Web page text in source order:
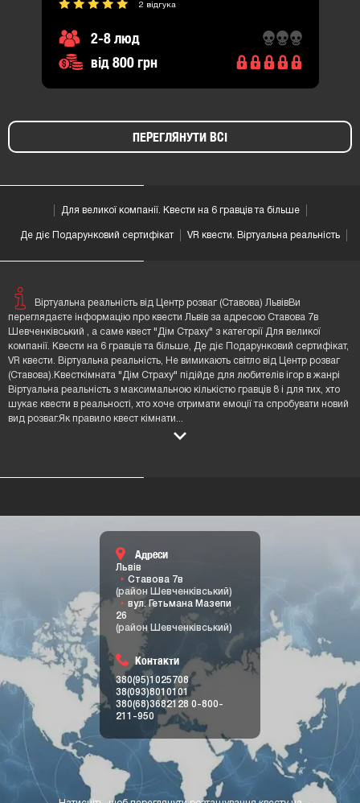
від 800 грн
Де діє Подарунковий сертифікат VR квести. Віртуальна реальність
переглядаєте інформацію про квести Львів за адресою Ставова 7в
Шевченківський , а саме квест "Дім Страху" з категорії Для великої
компанії. Квести на 6 гравців та більше, Де діє Подарунковий сертифікат,
VR квести. Віртуальна реальність, Не вимикають світло від Центр розваг
(Ставова).Квесткімната "Дім Страху" підійде для любителів ігор в жанрі
Віртуальна реальність з максимальною кількістю гравців 8 і для тих, хто
шукає квести в реальності, хто хоче отримати емоції та спробувати новий
вид розваг.Як правило квест кімнати
Адреси
Львів
Ставова 7в
(район Шевченківський)
вул. Гетьмана Мазепи
26
(район Шевченківський)
Контакти
380(95)1025708
38(093)8010101
380(68)3682128 0-800-
211-950
Натисніть, щоб переглянути розташування квесту на
карті.